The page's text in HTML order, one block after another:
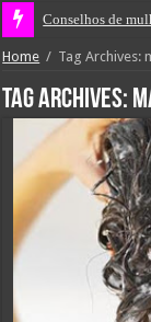
Conselhos de
Home / Tag Archives:
Tag Archives: